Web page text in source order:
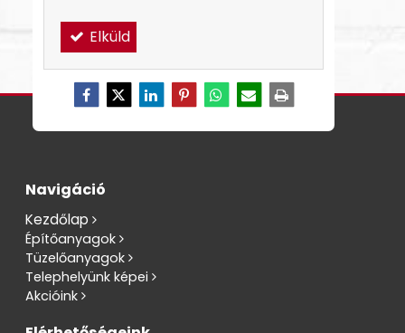
Elküld
Navigáció
Kezdőlap
Építőanyagok
Tüzelőanyagok
Telephelyünk képei
Akcióink